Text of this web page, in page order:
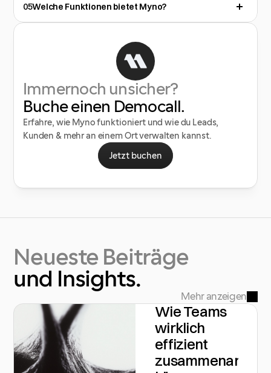
05Welche Funktionen bietet Myno?
Immernoch unsicher?
Buche einen Democall.
Erfahre, wie Myno funktioniert und wie du Leads,
Kunden & mehr an einem Ort verwalten kannst.
Jetzt buchen
Neueste Beiträge
und Insights.
Mehr anzeigen
Wie Teams
wirklich
effizient